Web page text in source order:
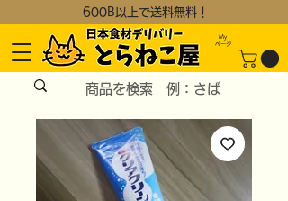
600B以上で送料無料！
My
​ページ